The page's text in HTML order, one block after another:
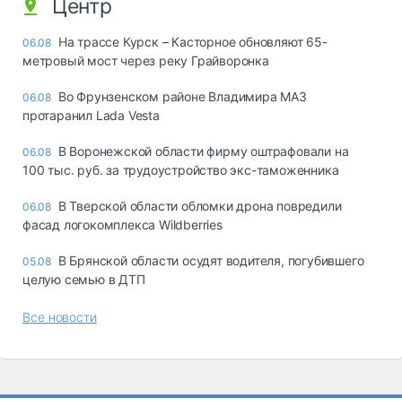
Центр
06.08 На трассе Курск – Касторное обновляют 65-
метровый мост через реку Грайворонка
06.08 Во Фрунзенском районе Владимира МАЗ
протаранил Lada Vesta
06.08 В Воронежской области фирму оштрафовали на
100 тыс. руб. за трудоустройство экс-таможенника
06.08 В Тверской области обломки дрона повредили
фасад логокомплекса Wildberries
05.08 В Брянской области осудят водителя, погубившего
целую семью в ДТП
Все новости